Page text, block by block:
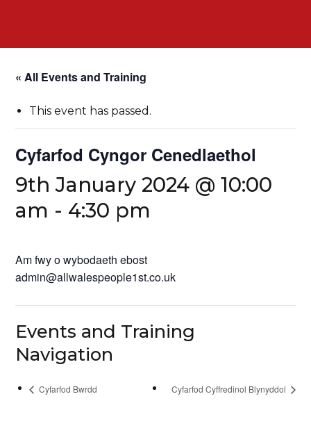
« All Events and Training
This event has passed.
Cyfarfod Cyngor Cenedlaethol
9th January 2024 @ 10:00
am - 4:30 pm
Am fwy o wybodaeth ebost
admin@allwalespeople1st.co.uk
Events and Training
Navigation
Cyfarfod Bwrdd Cyfarfod Cyffredinol Blynyddol